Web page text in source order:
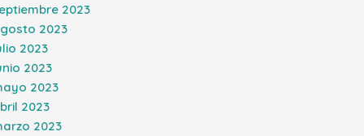
2023
2023
2023
2023
2023
2023
2023